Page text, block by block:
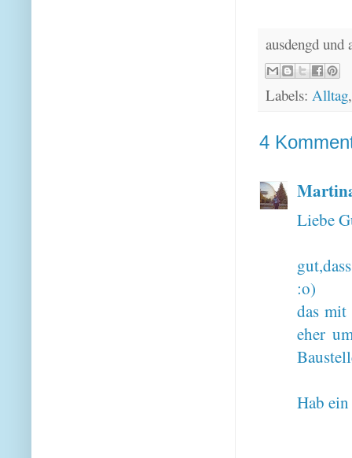
ausdengd
Labels: Alltag
4
Liebe
:o)
das mit
eher
Hab